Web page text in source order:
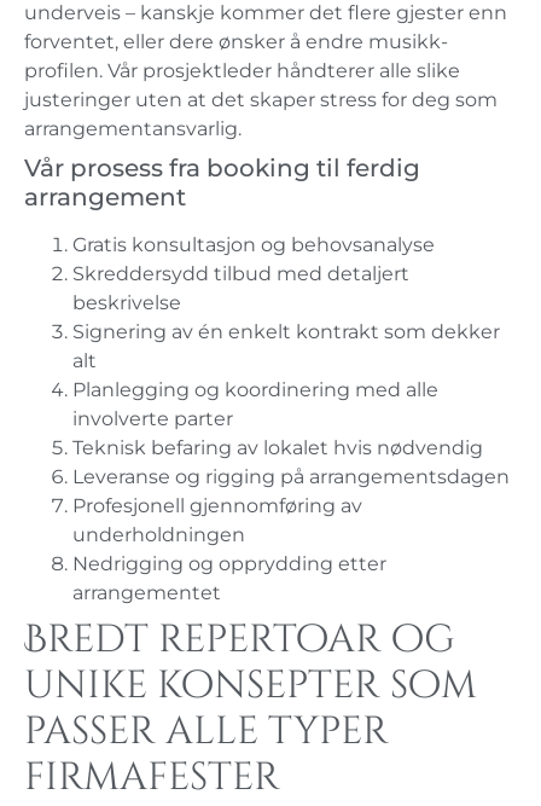
underveis – kanskje kommer det flere gjester enn
forventet, eller dere ønsker å endre musikk-
profilen. Vår prosjektleder håndterer alle slike
justeringer uten at det skaper stress for deg som
arrangementansvarlig.
Vår prosess fra booking til ferdig
arrangement
Gratis konsultasjon og behovsanalyse
Skreddersydd tilbud med detaljert
beskrivelse
Signering av én enkelt kontrakt som dekker
alt
Planlegging og koordinering med alle
involverte parter
Teknisk befaring av lokalet hvis nødvendig
Leveranse og rigging på arrangementsdagen
Profesjonell gjennomføring av
underholdningen
Nedrigging og opprydding etter
arrangementet
Bredt repertoar og
unike konsepter som
passer alle typer
firmafester